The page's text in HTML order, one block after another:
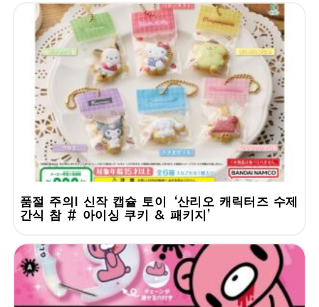
품절 주의! 신작 캡슐 토이 ‘산리오 캐릭터즈 수제
간식 참 # 아이싱 쿠키 & 패키지’